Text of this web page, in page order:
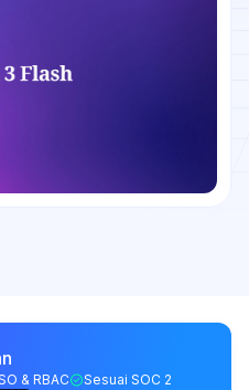
& RBAC Sesuai SOC 2